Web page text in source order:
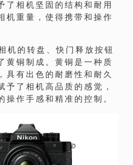
了相机坚固的结构和耐用
机重量，使得携带和操作
机的转盘、快门释放按钮
黄铜制成。黄铜是一种质
具有出色的耐磨性和耐久
予了相机高品质的感觉，
操作手感和精准的控制。